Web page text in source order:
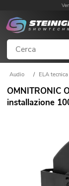
Audio / ELA
OMNITRONIC
installazione